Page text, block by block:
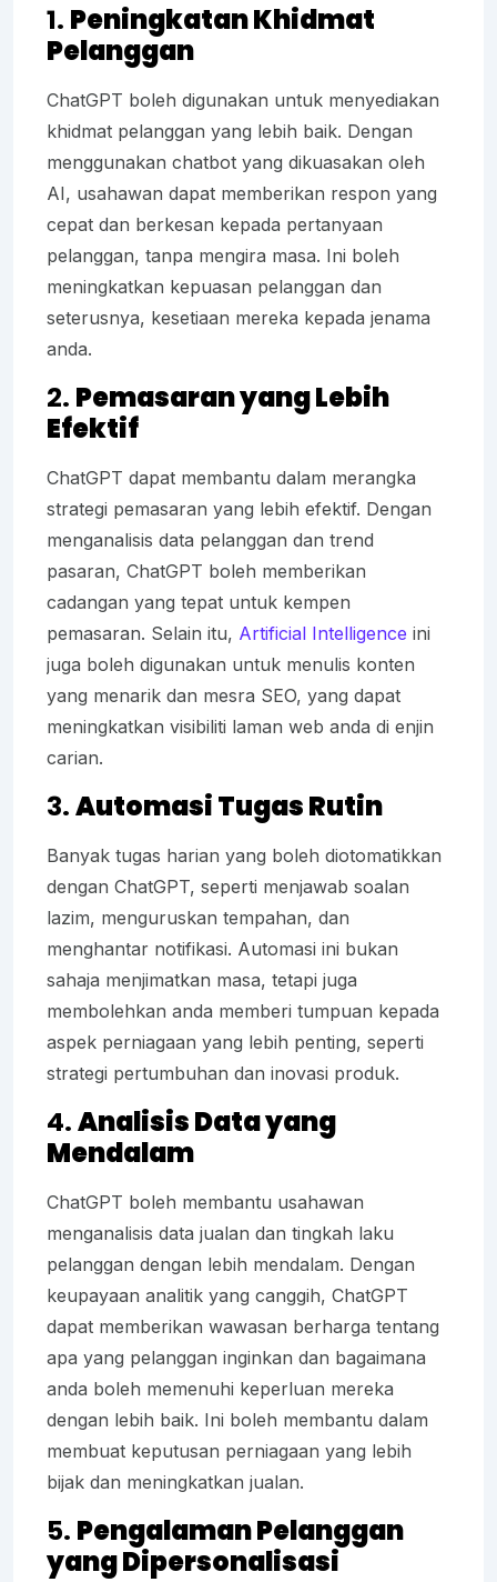
1. Peningkatan Khidmat
Pelanggan
ChatGPT boleh digunakan untuk menyediakan
khidmat pelanggan yang lebih baik. Dengan
menggunakan chatbot yang dikuasakan oleh
AI, usahawan dapat memberikan respon yang
cepat dan berkesan kepada pertanyaan
pelanggan, tanpa mengira masa. Ini boleh
meningkatkan kepuasan pelanggan dan
seterusnya, kesetiaan mereka kepada jenama
anda.
2. Pemasaran yang Lebih
Efektif
ChatGPT dapat membantu dalam merangka
strategi pemasaran yang lebih efektif. Dengan
menganalisis data pelanggan dan trend
pasaran, ChatGPT boleh memberikan
cadangan yang tepat untuk kempen
pemasaran. Selain itu, Artificial Intelligence ini
juga boleh digunakan untuk menulis konten
yang menarik dan mesra SEO, yang dapat
meningkatkan visibiliti laman web anda di enjin
carian.
3.Automasi Tugas Rutin
Banyak tugas harian yang boleh diotomatikkan
dengan ChatGPT, seperti menjawab soalan
lazim, menguruskan tempahan, dan
menghantar notifikasi. Automasi ini bukan
sahaja menjimatkan masa, tetapi juga
membolehkan anda memberi tumpuan kepada
aspek perniagaan yang lebih penting, seperti
strategi pertumbuhan dan inovasi produk.
4.Analisis Data yang
Mendalam
ChatGPT boleh membantu usahawan
menganalisis data jualan dan tingkah laku
pelanggan dengan lebih mendalam. Dengan
keupayaan analitik yang canggih, ChatGPT
dapat memberikan wawasan berharga tentang
apa yang pelanggan inginkan dan bagaimana
anda boleh memenuhi keperluan mereka
dengan lebih baik. Ini boleh membantu dalam
membuat keputusan perniagaan yang lebih
bijak dan meningkatkan jualan.
5. Pengalaman Pelanggan
yang Dipersonalisasi